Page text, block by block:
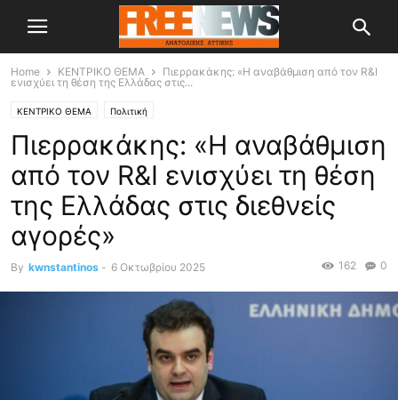
Home ΚΕΝΤΡΙΚΟ ΘΕΜΑ
Πιερρακάκης: «Η αναβάθμιση από τον R&I
ενισχύει τη θέση της Ελλάδας στις...
ΚΕΝΤΡΙΚΟ ΘΕΜΑ Πολιτική
Πιερρακάκης: «Η αναβάθμιση
από τον R&I ενισχύει τη θέση
της Ελλάδας στις διεθνείς
αγορές»
By kwnstantinos - 6 Οκτωβρίου 2025 0
162